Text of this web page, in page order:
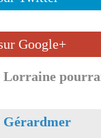
Google+
Lorraine
Gérardmer